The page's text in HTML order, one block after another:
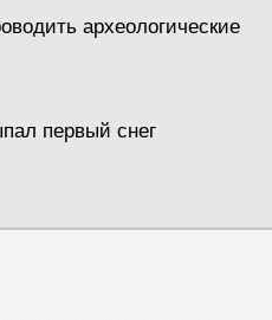
археологические
первый снег